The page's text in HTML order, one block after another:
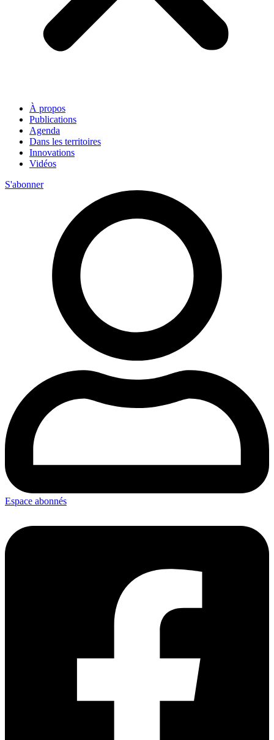
À propos
Publications
Agenda
Dans les territoires
Innovations
Vidéos
S'abonner
Espace abonnés